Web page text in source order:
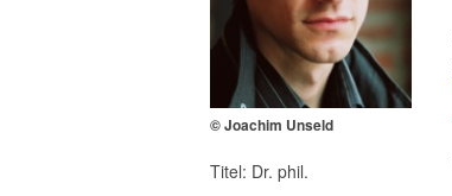
© Joachim Unseld
Titel: Dr. phil.